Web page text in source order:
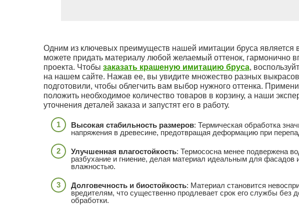
Одним из ключевых преимуществ нашей имитации бруса является
можете придать материалу любой желаемый оттенок, гармонично
проекта. Чтобы заказать крашеную имитацию бруса,
на нашем сайте. Нажав ее, вы увидите множество разных
подготовили, чтобы облегчить вам выбор нужного оттенка.
положить необходимое количество товаров в корзину, а наши
уточнения деталей заказа и запустят его в работу.
Высокая стабильность размеров: Термическая обработка
напряжения в древесине, предотвращая деформацию при
Улучшенная влагостойкость: Термососна менее подвержена
разбухание и гниение, делая материал идеальным для фасадов
влажностью.
Долговечность и биостойкость: Материал становится
вредителям, что существенно продлевает срок его службы без
обработки.